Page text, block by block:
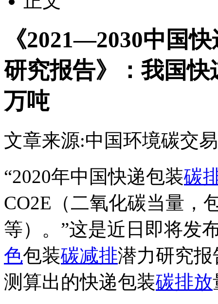
《2021—2030中国
研究报告》：我国快
万吨
文章来源:中国环境碳交
“2020年中国快递包装碳
CO2E（二氧化碳当量，
等）。”这是近日即将发
色包装碳减排潜力研究
测算出的快递包装碳排放